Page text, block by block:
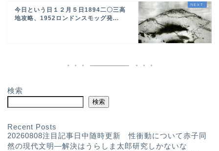
今日という日１２月５日1894二〇三高
地攻略、1952ロンドンスモッグ発...
検索
検索
Recent Posts
20260808注目記事日中随時更新 性衝動について赤子同
然の現代文明—解決はうらしま太郎研究しかないな